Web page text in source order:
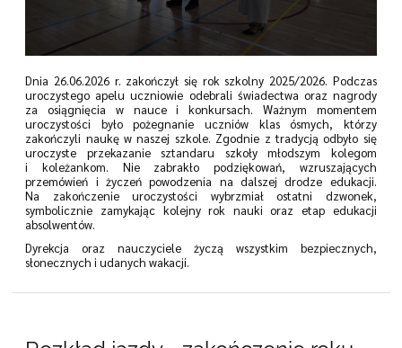
Dnia 26.06.2026 r. zakończył się rok szkolny 2025/2026. Podczas
uroczystego apelu uczniowie odebrali świadectwa oraz nagrody
za osiągnięcia w nauce i konkursach. Ważnym momentem
uroczystości było pożegnanie uczniów klas ósmych, którzy
zakończyli naukę w naszej szkole. Zgodnie z tradycją odbyło się
uroczyste przekazanie sztandaru szkoły młodszym kolegom
i koleżankom. Nie zabrakło podziękowań, wzruszających
przemówień i życzeń powodzenia na dalszej drodze edukacji.
Na zakończenie uroczystości wybrzmiał ostatni dzwonek,
symbolicznie zamykając kolejny rok nauki oraz etap edukacji
absolwentów.
Dyrekcja oraz nauczyciele życzą wszystkim bezpiecznych,
słonecznych i udanych wakacji.